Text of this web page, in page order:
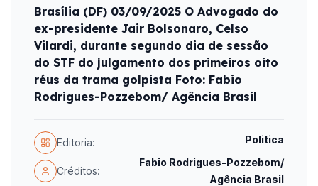
Brasília (DF) 03/09/2025 O Advogado do
ex-presidente Jair Bolsonaro, Celso
Vilardi, durante segundo dia de sessão
do STF do julgamento dos primeiros oito
réus da trama golpista Foto: Fabio
Rodrigues-Pozzebom/ Agência Brasil
Editoria: Politica
Créditos:
Fabio Rodrigues-Pozzebom/
Agência Brasil